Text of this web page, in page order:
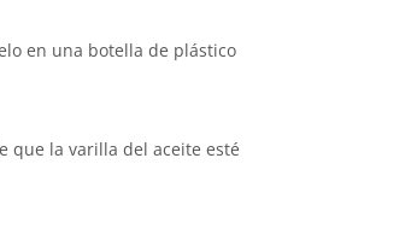
en una botella de plástico
que la varilla del aceite esté